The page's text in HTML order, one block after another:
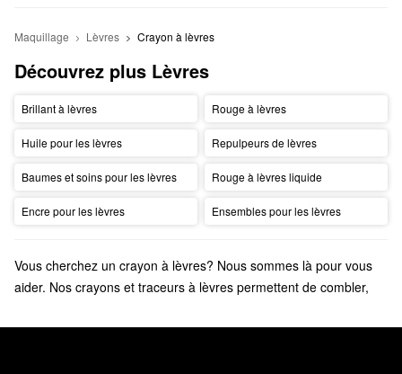
Maquillage Lèvres Crayon à lèvres
Découvrez plus Lèvres
Brillant à lèvres Rouge à lèvres
Huile pour les lèvres Repulpeurs de lèvres
Baumes et soins pour les lèvres Rouge à lèvres liquide
Encre pour les lèvres Ensembles pour les lèvres
Vous cherchez un crayon à lèvres? Nous sommes là pour vous
aider. Nos crayons et traceurs à lèvres permettent de combler,